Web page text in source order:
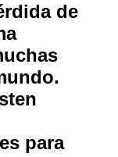
de
para